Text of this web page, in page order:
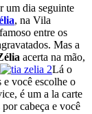
um dia seguinte
, na Vila
entre os
Mas a
acerta na mão,
Lá o
e você escolhe o
é um a la carte
cabeça e você